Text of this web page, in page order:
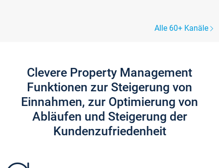
Alle 60+ Kanäle
Clevere Property Management
Funktionen zur Steigerung von
Einnahmen, zur Optimierung von
Abläufen und Steigerung der
Kundenzufriedenheit